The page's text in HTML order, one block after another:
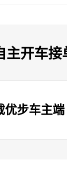
主开车接
优步车主端